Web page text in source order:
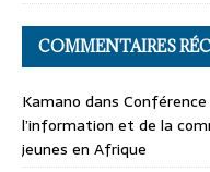
COMMENTAIRES
Kamano dans
l’information et de la
jeunes en Afrique